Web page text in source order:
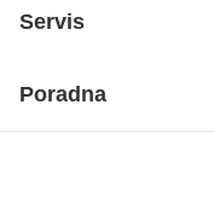
Servis
Poradna